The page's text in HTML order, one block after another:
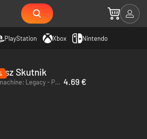
PlayStation Xbox Nintendo
Skutnik
Submachine: Legacy - PC (Steam) 4.69 €